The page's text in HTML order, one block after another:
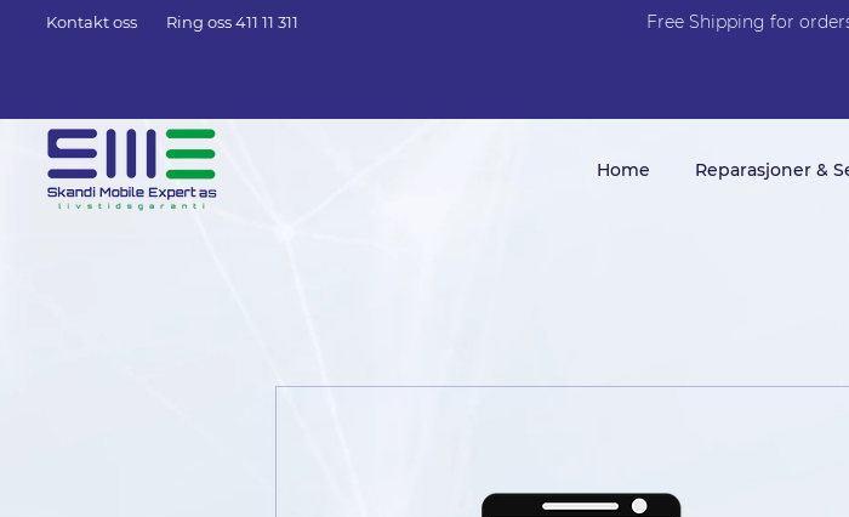
Kontakt oss Ring oss 411 11 311 Free Shipping for
Home Reparasjoner &